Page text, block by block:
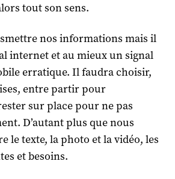
tout son sens.
nos informations mais il
internet et au mieux un signal
erratique. Il faudra choisir,
entre partir pour
sur place pour ne pas
D’autant plus que nous
le texte, la photo et la vidéo, les
et besoins.